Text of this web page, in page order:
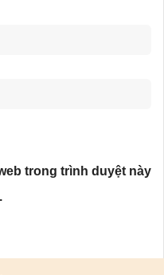
trong trình duyệt này